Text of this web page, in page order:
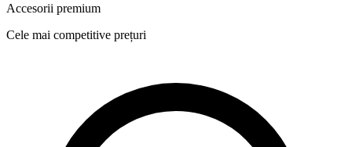
Accesorii premium
Cele mai competitive prețuri